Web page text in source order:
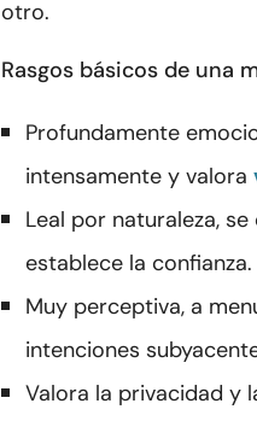
otro.
Rasgos básicos de una
Profundamente
intensamente y valora
Leal por naturaleza,
establece la confianza.
Muy perceptiva, a
intenciones
Valora la privacidad y